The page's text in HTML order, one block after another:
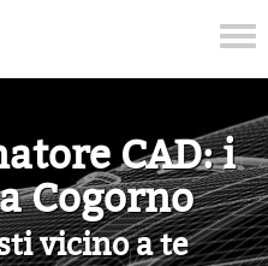
CAD: i
Cogorno
vicino a te